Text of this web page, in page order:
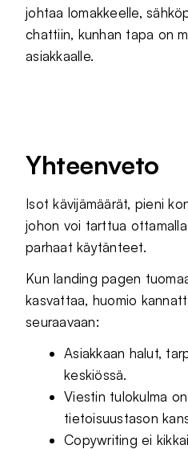
johtaa lomakkeelle,
chattiin, kunhan tapa on
asiakkaalle.
Yhteenveto
Isot kävijämäärät, pieni
johon voi tarttua
parhaat käytänteet.
Kun landing pagen
kasvattaa, huomio
seuraavaan:
Asiakkaan halut,
keskiössä.
Viestin tulokulma
tietoisuustason
Copywriting ei